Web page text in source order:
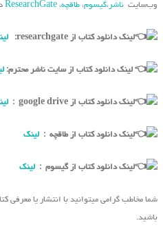
وب‌سایت ناشر،گیسوم، طاقچه، ResearchGate
لینک دانلود کتاب از researchgate:
لینک دانلود کتاب از سایت ناشر محترم:
لینک دانلود کتاب از google drive :
لینک دانلود کتاب از طاقچه : لینک
لینک دانلود کتاب از گیسوم : لینک
شما مخاطب گرامی میتوانید با انتشار یا معرفی
باشید.